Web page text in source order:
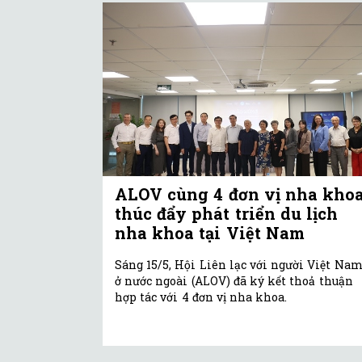
ALOV cùng 4 đơn vị nha
thúc đẩy phát triển du lịch
nha khoa tại Việt Nam
Sáng 15/5, Hội Liên lạc với người Việt
ở nước ngoài (ALOV) đã ký kết thoả thuận
hợp tác với 4 đơn vị nha khoa.